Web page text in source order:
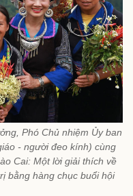
Phó Chủ nhiệm Ủy ban
- người đeo kính) cùng
Cai: Một lời giải thích về
bằng hàng chục buổi hội